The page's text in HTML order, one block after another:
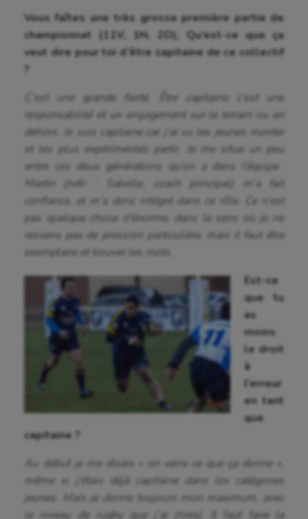
Vous faîtes une très grosse première partie de
championnat (11V, 1N, 2D), Qu’est-ce que ça
veut dire pour toi d’être capitaine de ce collectif
?
C’est une grande fierté. Être capitaine c’est une
responsabilité et un engagement sur le terrain ou en
dehors. Je suis capitaine car j’ai vu les jeunes monter
et les plus expérimentés partir. Je me situe un peu
entre ces deux générations qu’on a dans l’équipe.
Martin (ndlr : Saleille, coach principal) m’a fait
confiance, et m’a donc intégré dans ce rôle. Ce n’est
pas quelque chose d’énorme, dans le sens où je ne
ressens pas de pression particulière, mais il faut être
exemplaire et trouver les mots.
Est-ce
que tu
as
moins
le droit
à
l’erreur
en tant
que
capitaine ?
Au début je me disais « on verra ce que ça donne »,
même si j’étais déjà capitaine dans les catégories
jeunes. Mais je donne toujours mon maximum, avec
le niveau de rugby que j’ai (rires). Il faut faire la